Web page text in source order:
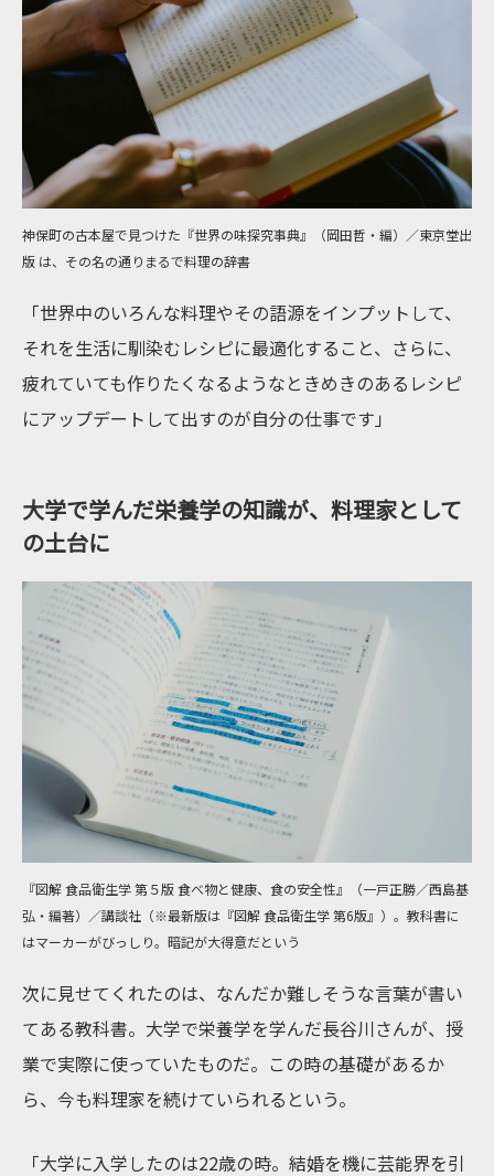
神保町の古本屋で見つけた『世界の味探究事典』（岡田哲・編）／東京堂出
版 は、その名の通りまるで料理の辞書
「世界中のいろんな料理やその語源をインプットして、
それを生活に馴染むレシピに最適化すること、さらに、
疲れていても作りたくなるようなときめきのあるレシピ
にアップデートして出すのが自分の仕事です」
大学で学んだ栄養学の知識が、料理家として
の土台に
『図解 食品衛生学 第５版 食べ物と健康、食の安全性』（一戸正勝／西島基
弘・編著）／講談社（※最新版は『図解 食品衛生学 第6版』）。教科書に
はマーカーがびっしり。暗記が大得意だという
次に見せてくれたのは、なんだか難しそうな言葉が書い
てある教科書。大学で栄養学を学んだ長谷川さんが、授
業で実際に使っていたものだ。この時の基礎があるか
ら、今も料理家を続けていられるという。
「大学に入学したのは22歳の時。結婚を機に芸能界を引